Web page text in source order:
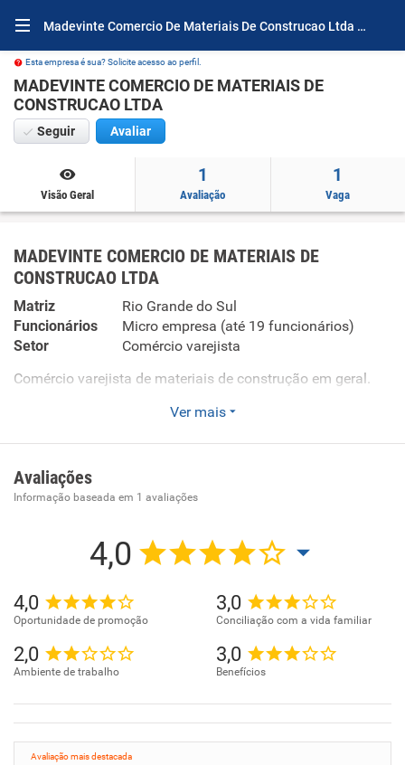
Madevinte Comercio De Materiais De Construcao Ltda Por Dentro
Esta empresa é sua? Solicite acesso ao perfil.
MADEVINTE COMERCIO DE MATERIAIS DE
CONSTRUCAO LTDA
Seguir Avaliar
Visão Geral
1
Avaliação
1
Vaga
MADEVINTE COMERCIO DE MATERIAIS DE
CONSTRUCAO LTDA
Matriz
Rio Grande do Sul
Funcionários
Micro empresa (até 19 funcionários)
Setor
Comércio varejista
Comércio varejista de materiais de construção em geral.
Comércio varejista de madeira e artefatos
Ver mais
Avaliações
Informação baseada em 1 avaliações
4,0
4,0
Oportunidade de promoção
3,0
Conciliação com a vida familiar
2,0
Ambiente de trabalho
3,0
Benefícios
Avaliação mais destacada